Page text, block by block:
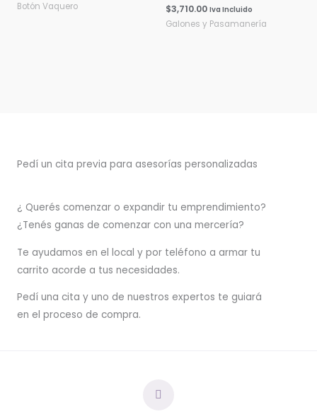
Botón Vaquero $3,710.00 Iva Incluido
Galones y Pasamanería
Pedí un cita previa para asesorías personalizadas
¿ Querés comenzar o expandir tu emprendimiento?
¿Tenés ganas de comenzar con una mercería?
Te ayudamos en el local y por teléfono a armar tu
carrito acorde a tus necesidades.
Pedí una cita y uno de nuestros expertos te guiará
en el proceso de compra.